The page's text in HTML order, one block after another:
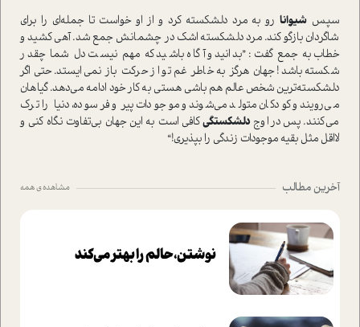
سپس شیوانا رو به مرد دلشکسته کرد و از او خواست تا جمله‌ای را برای
شاگردان بازگو کند. مرد دلشکسته اشک در چشمانش جمع شد. آهی کشید و
خطاب به جمع گفت: ”بدانید و آگاه باشید که مهم نیست دل شما چقدر
شکسته باشد! جهان هرگز به خاطر غم تو از حرکت باز نمی‌ایستد. حتی اگر
دلشکسته‌ترین شخص عالم هم باشی هستی به کار خود ادامه می‌دهد. گیاهان
می‌رویند و کودکان متولد می‌شوند و موجودات پیر و فرسوده، دنیا را ترک
می‌کنند. پس در اوج دلشکستگیکافی است به این جهان بی‌تفاوت نگاه کنی و
لااقل مثل بقیه موجودات زندگی را بپذیری!“
آخرین مطالب مشاهده ی همه
نوشتن، حالم را بهتر می‌کند